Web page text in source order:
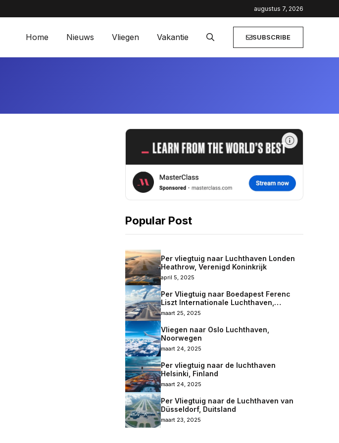
augustus 7, 2026
Home Nieuws Vliegen Vakantie SUBSCRIBE
Popular Post
Per vliegtuig naar Luchthaven Londen
Heathrow, Verenigd Koninkrijk
april 5, 2025
Per Vliegtuig naar Boedapest Ferenc
Liszt Internationale Luchthaven,
Hongarije
maart 25, 2025
Vliegen naar Oslo Luchthaven,
Noorwegen
maart 24, 2025
Per vliegtuig naar de luchthaven
Helsinki, Finland
maart 24, 2025
Per Vliegtuig naar de Luchthaven van
Düsseldorf, Duitsland
maart 23, 2025